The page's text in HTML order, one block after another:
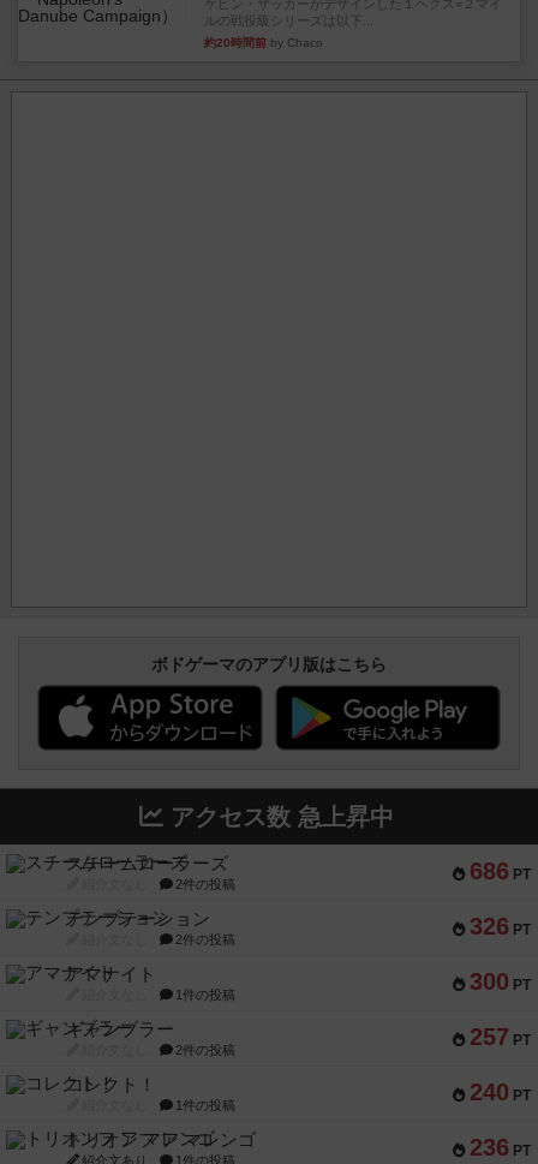
ケビン・ザッカーがデザインした１ヘクス=２マイ
ルの戦役級シリーズは以下...
約20時間前 by Chaco
ボドゲーマのアプリ版はこちら
アクセス数 急上昇中
686 PT
スチームローラーズ
2件の投稿
326 PT
テンプテーション
2件の投稿
300 PT
アマナイト
1件の投稿
257 PT
ギャンブラー
2件の投稿
240 PT
コレクト！
1件の投稿
236 PT
トリオンフ ア マレンゴ
紹介文あり 1件の投稿